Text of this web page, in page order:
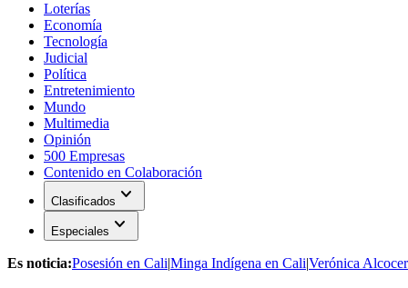
Loterías
Economía
Tecnología
Judicial
Política
Entretenimiento
Mundo
Multimedia
Opinión
500 Empresas
Contenido en Colaboración
Clasificados expand_more
Especiales expand_more
Es noticia:Posesión en Cali|Minga Indígena en Cali|Verónica Alcocer